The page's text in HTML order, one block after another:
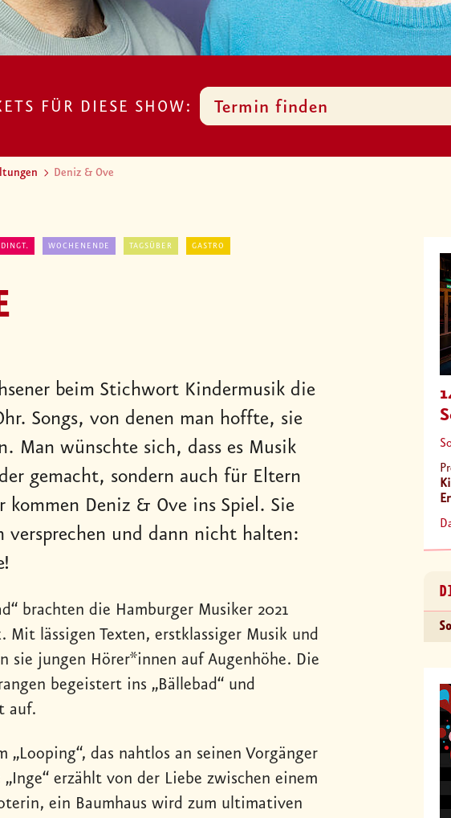
FÜR DIESE SHOW: Termin finden
Deniz & Ove
WOCHENENDE TAGSÜBER GASTRO
beim Stichwort Kindermusik die
Songs, von denen man hoffte, sie
Man wünschte sich, dass es Musik
gemacht, sondern auch für Eltern
Deniz & Ove ins Spiel. Sie
versprechen und dann nicht halten:
brachten die Hamburger Musiker 2021
Mit lässigen Texten, erstklassiger Musik und
sie jungen Hörer*innen auf Augenhöhe. Die
begeistert ins „Bällebad“ und
auf.
„Looping“, das nahtlos an seinen Vorgänger
erzählt von der Liebe zwischen einem
ein Baumhaus wird zum ultimativen